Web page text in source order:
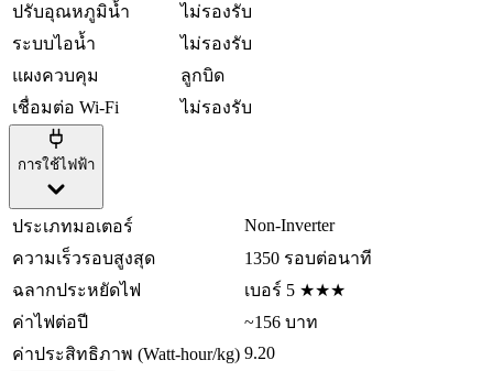
ปรับอุณหภูมิน้ำ
ไม่รองรับ
ระบบไอน้ำ
ไม่รองรับ
แผงควบคุม
ลูกบิด
เชื่อมต่อ Wi-Fi
ไม่รองรับ
การใช้ไฟฟ้า
ประเภทมอเตอร์
Non-Inverter
ความเร็วรอบสูงสุด
1350 รอบต่อนาที
ฉลากประหยัดไฟ
เบอร์ 5 ★★★
ค่าไฟต่อปี
~156 บาท
ค่าประสิทธิภาพ (Watt-hour/kg) 9.20